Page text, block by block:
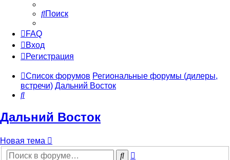
Поиск
FAQ
Вход
Регистрация
Список форумов Региональные форумы (дилеры,
встречи) Дальний Восток
Поиск
Дальний Восток
Новая тема
Поиск